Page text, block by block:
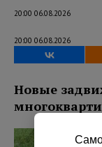
20:00 06.08.2026
20:00 06.08.2026
Новые